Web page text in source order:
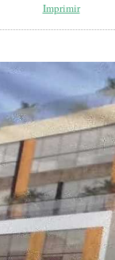
Imprimir